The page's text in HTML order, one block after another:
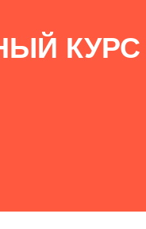
КУРС